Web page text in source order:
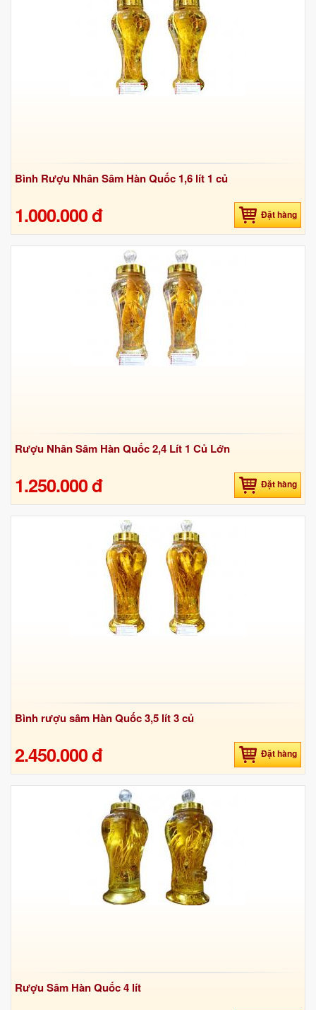
Bình Rượu Nhân Sâm Hàn Quốc 1,6 lít 1 củ
1.000.000 đ Đặt hàng
Rượu Nhân Sâm Hàn Quốc 2,4 Lít 1 Củ Lớn
1.250.000 đ Đặt hàng
Bình rượu sâm Hàn Quốc 3,5 lít 3 củ
2.450.000 đ Đặt hàng
Rượu Sâm Hàn Quốc 4 lít